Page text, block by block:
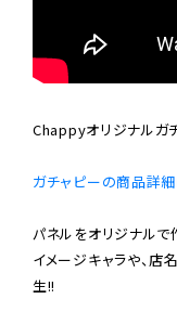
Chappyオリジナルガ
ガチャピーの商品詳
パネルをオリジナル
イメージキャラや、
生!!